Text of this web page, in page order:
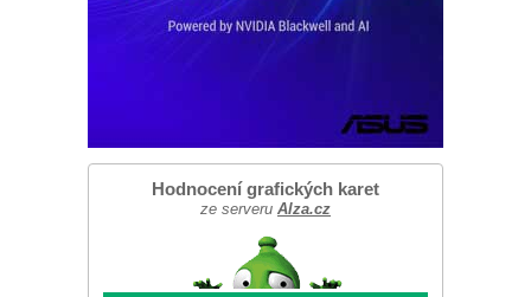
Hodnocení grafických karet
ze serveru Alza.cz